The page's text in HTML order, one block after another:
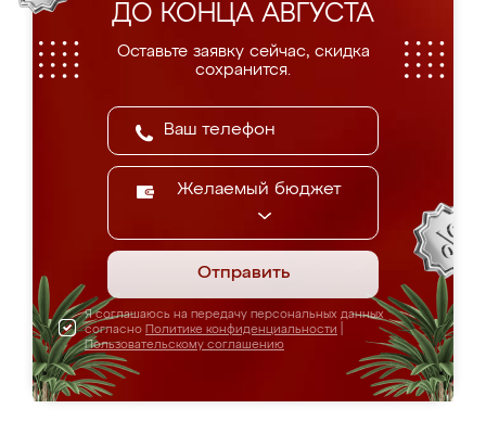
ДО КОНЦА АВГУСТА
Оставьте заявку сейчас, скидка
сохранится.
Желаемый бюджет
Отправить
Я соглашаюсь на передачу персональных данных
согласно Политике конфиденциальности
Пользовательскому соглашению